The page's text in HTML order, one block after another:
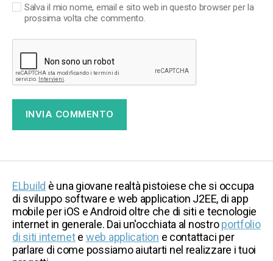
Salva il mio nome, email e sito web in questo browser per la
prossima volta che commento.
ELbuild è una giovane realtà pistoiese che si occupa
di sviluppo software e web application J2EE, di app
mobile per iOS e Android oltre che di siti e tecnologie
internet in generale. Dai un'occhiata al nostroportfolio
di siti internete web application e contattaci per
parlare di come possiamo aiutarti nel realizzare i tuoi